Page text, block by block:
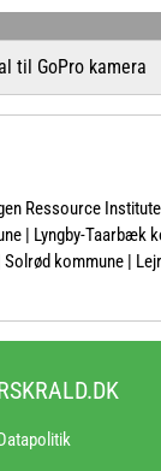
kamera
Ressource
| Lyngby-Taarbæk
kommune |